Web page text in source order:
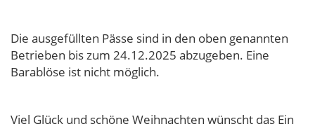
Die ausgefüllten Pässe sind in den oben genannten
Betrieben bis zum 24.12.2025 abzugeben. Eine
Barablöse ist nicht möglich.
Viel Glück und schöne Weihnachten wünscht das Ein